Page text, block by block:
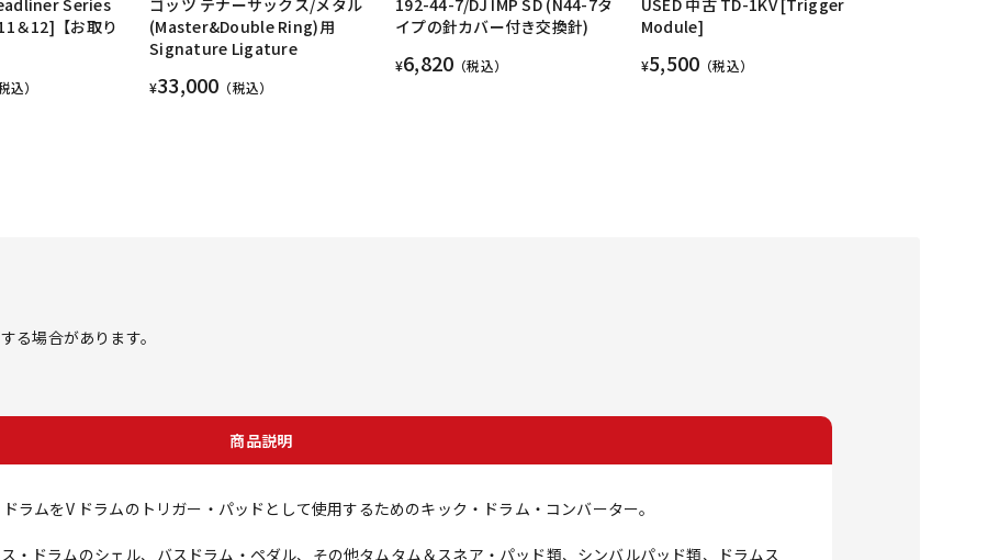
＆12]【お取り
込）
(Master&Double Ring)用
Signature Ligature
¥33,000 （税込）
イプの針カバー付き交換針)
¥6,820 （税込）
Module]
¥5,500 （税込）
る場合があります。
商品説明
ラムをV ドラムのトリガー・パッドとして使用するためのキック・ドラム・コンバーター。
・ドラムのシェル、バスドラム・ペダル、その他タムタム＆スネア・パッド類、シンバルパッド類、ドラムス